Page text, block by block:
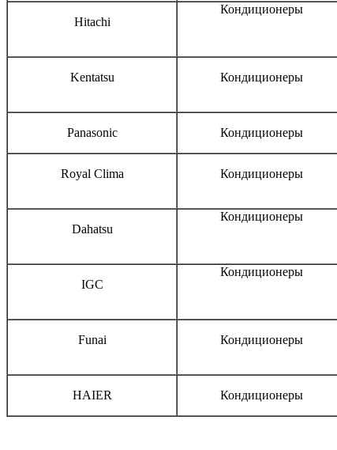
Hitachi
Кондиционеры
Kentatsu
Кондиционеры
Panasonic Кондиционеры
Royal Clima
Кондиционеры
Dahatsu
Кондиционеры
IGC
Кондиционеры
Funai
Кондиционеры
HAIER Кондиционеры